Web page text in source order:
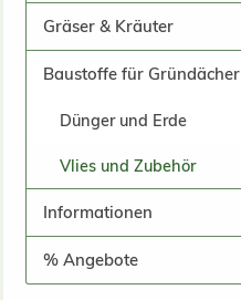
Gräser & Kräuter
Baustoffe für Gründächer
Dünger und Erde
Vlies und Zubehör
Informationen
% Angebote